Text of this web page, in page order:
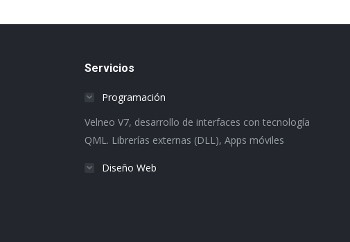
Servicios
Programación
Velneo V7, desarrollo de interfaces con tecnología
QML. Librerías externas (DLL), Apps móviles
Diseño Web